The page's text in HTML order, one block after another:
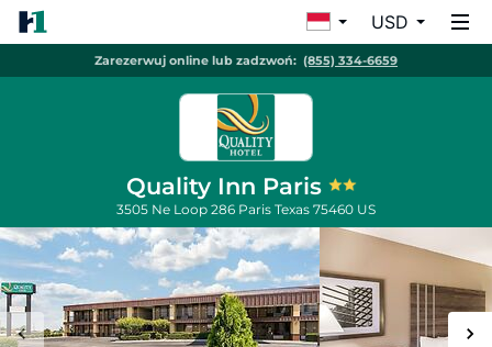
USD
Zarezerwuj online lub zadzwoń: (855) 334-6659
Quality Inn Paris
3505 Ne Loop 286 Paris Texas 75460 US